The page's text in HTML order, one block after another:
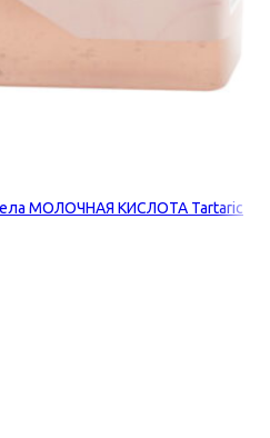
МОЛОЧНАЯ КИСЛОТА Tartaric